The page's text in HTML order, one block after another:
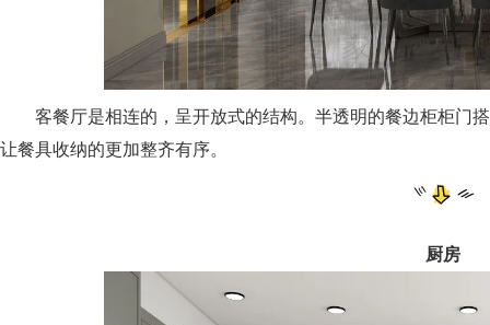
客餐厅是相连的，呈开放式的结构。半透明的餐边柜柜门
让餐具收纳的更加整齐有序。
厨房